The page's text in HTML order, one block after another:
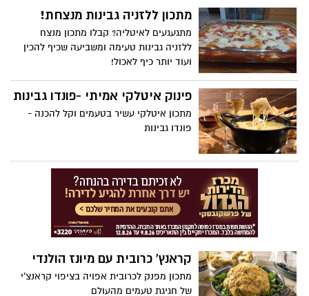
הקרובים לחזור מעט רטובים הביתה,
ושמנת מנחם לכבוד פתיחת העונה הגשומה
מתכון ללזניה גבינות מנצחת!
מתגעגעים לאיטליה? קבלו מתכון מנצח
ללזניה גבינות טעימה ומשביעה שכיף להכין
ועוד יותר כיף לאכול!
פינוק איטלקי אמיתי -פונדו גבינות
מתכון איטלקי עשיר בטעמים וקל להכנה -
פונדו גבינות
קראנץ' כרובית עם מיונז הולנדי
מתכון מפנק לכרובית אפויה בציפוי קראנצ'י
של חגיגת טעמים מהעולם